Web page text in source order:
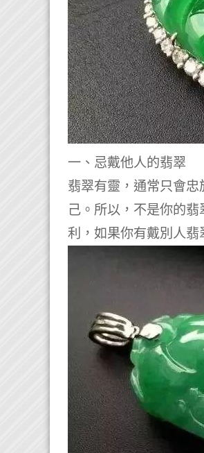
一、忌戴他人的翡翠
翡翠有靈，通常只會
己。 所以，不是你的
利，如果你有戴別人翡